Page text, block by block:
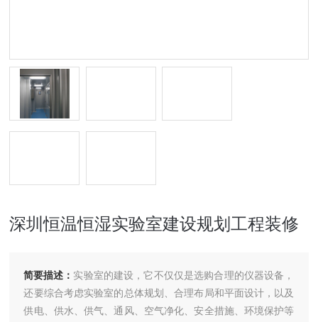
深圳恒温恒湿实验室建设规划工程装修
简要描述： 实验室的建设，它不仅仅是选购合理的仪器设备，
还要综合考虑实验室的总体规划、合理布局和平面设计，以及
供电、供水、供气、通风、空气净化、安全措施、环境保护等